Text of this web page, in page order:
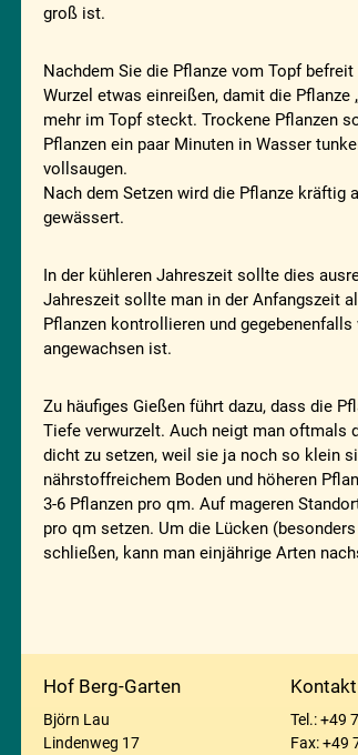
groß ist.
Nachdem Sie die Pflanze vom Topf
Wurzel etwas einreißen, damit die Pflanze
mehr im Topf steckt. Trockene Pflanzen
Pflanzen ein paar Minuten in Wasser
vollsaugen.
Nach dem Setzen wird die Pflanze kräftig
gewässert.
In der kühleren Jahreszeit sollte dies
Jahreszeit sollte man in der Anfangszeit
Pflanzen kontrollieren und
angewachsen ist.
Zu häufiges Gießen führt dazu, dass die
Tiefe verwurzelt. Auch neigt man oftmals
dicht zu setzen, weil sie ja noch so klein
nährstoffreichem Boden und höheren
3-6 Pflanzen pro qm. Auf mageren
pro qm setzen. Um die Lücken
schließen, kann man einjährige Arten
Hof Berg-Garten
Björn Lau
Lindenweg 17
Kontakt
Tel.: +49
Fax: +49